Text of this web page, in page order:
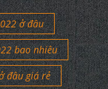
ở đâu
bao nhiêu
đâu giá rẻ